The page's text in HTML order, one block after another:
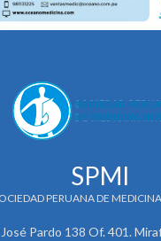
SPMI
PERUANA DE
Pardo 138 Of. 401.